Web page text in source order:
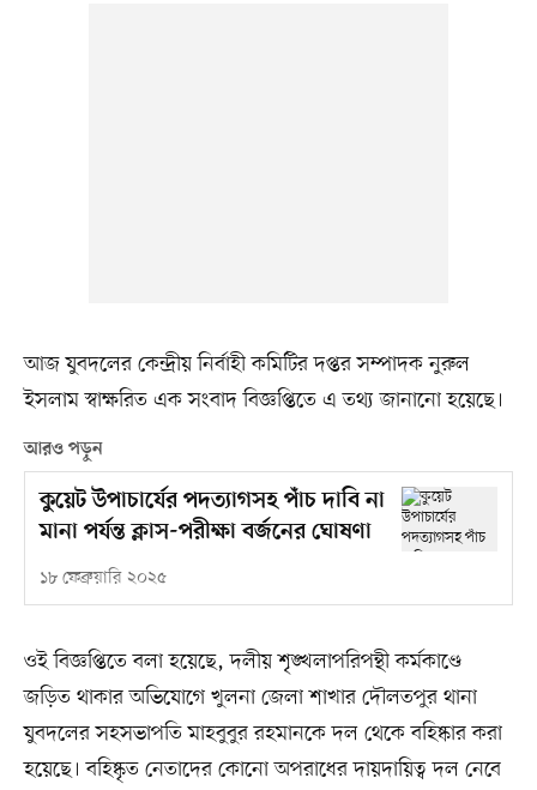
আজ যুবদলের কেন্দ্রীয় নির্বাহী কমিটির দপ্তর সম্পাদক নুরুল
ইসলাম স্বাক্ষরিত এক সংবাদ বিজ্ঞপ্তিতে এ তথ্য জানানো হয়েছে।
আরও পড়ুন
কুয়েট উপাচার্যের পদত্যাগসহ পাঁচ দাবি না
মানা পর্যন্ত ক্লাস-পরীক্ষা বর্জনের ঘোষণা
১৮ ফেব্রুয়ারি ২০২৫
ওই বিজ্ঞপ্তিতে বলা হয়েছে, দলীয় শৃঙ্খলাপরিপন্থী কর্মকাণ্ডে
জড়িত থাকার অভিযোগে খুলনা জেলা শাখার দৌলতপুর থানা
যুবদলের সহসভাপতি মাহবুবুর রহমানকে দল থেকে বহিষ্কার করা
হয়েছে। বহিষ্কৃত নেতাদের কোনো অপরাধের দায়দায়িত্ব দল নেবে